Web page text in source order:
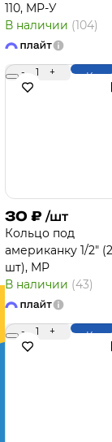
110, MP-У
В наличии (104)
- 1 +
30 ₽ /шт
Кольцо под
американку 1/2" (2
шт), MP
В наличии (43)
- 1 +